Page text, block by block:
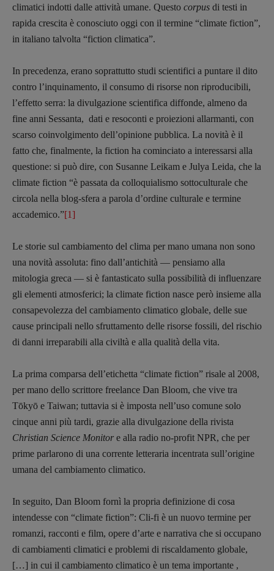
climatici indotti dalle attività umane. Questo corpus di testi in
rapida crescita è conosciuto oggi con il termine “climate fiction”,
in italiano talvolta “fiction climatica”.
In precedenza, erano soprattutto studi scientifici a puntare il dito
contro l’inquinamento, il consumo di risorse non riproducibili,
l’effetto serra: la divulgazione scientifica diffonde, almeno da
fine anni Sessanta, dati e resoconti e proiezioni allarmanti, con
scarso coinvolgimento dell’opinione pubblica. La novità è il
fatto che, finalmente, la fiction ha cominciato a interessarsi alla
questione: si può dire, con Susanne Leikam e Julya Leida, che la
climate fiction “è passata da colloquialismo sottoculturale che
circola nella blog-sfera a parola d’ordine culturale e termine
accademico.”[1]
Le storie sul cambiamento del clima per mano umana non sono
una novità assoluta: fino dall’antichità — pensiamo alla
mitologia greca — si è fantasticato sulla possibilità di influenzare
gli elementi atmosferici; la climate fiction nasce però insieme alla
consapevolezza del cambiamento climatico globale, delle sue
cause principali nello sfruttamento delle risorse fossili, del rischio
di danni irreparabili alla civiltà e alla qualità della vita.
La prima comparsa dell’etichetta “climate fiction” risale al 2008,
per mano dello scrittore freelance Dan Bloom, che vive tra
Tōkyō e Taiwan; tuttavia si è imposta nell’uso comune solo
cinque anni più tardi, grazie alla divulgazione della rivista
Christian Science Monitor e alla radio no-profit NPR, che per
prime parlarono di una corrente letteraria incentrata sull’origine
umana del cambiamento climatico.
In seguito, Dan Bloom fornì la propria definizione di cosa
intendesse con “climate fiction”: Cli-fi è un nuovo termine per
romanzi, racconti e film, opere d’arte e narrativa che si occupano
di cambiamenti climatici e problemi di riscaldamento globale,
[…] in cui il cambiamento climatico è un tema importante ,